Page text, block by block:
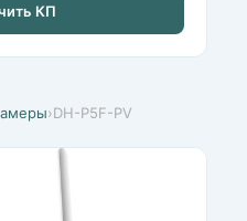
КП
›DH-P5F-PV